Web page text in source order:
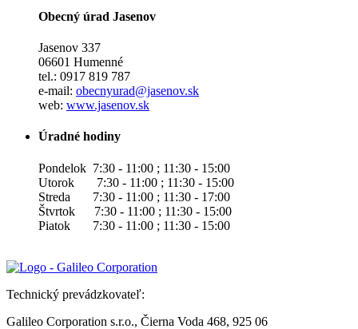
Obecný úrad Jasenov
Jasenov 337
06601 Humenné
tel.: 0917 819 787
e-mail: obecnyurad@jasenov.sk
web: www.jasenov.sk
Úradné hodiny
Pondelok 7:30 - 11:00 ; 11:30 - 15:00
Utorok 7:30 - 11:00 ; 11:30 - 15:00
Streda 7:30 - 11:00 ; 11:30 - 17:00
Štvrtok 7:30 - 11:00 ; 11:30 - 15:00
Piatok 7:30 - 11:00 ; 11:30 - 15:00
Technický prevádzkovateľ:
Galileo Corporation s.r.o., Čierna Voda 468, 925 06